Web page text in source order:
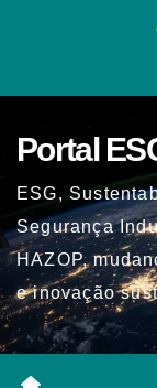
Portal
ESG,
Segurança
HAZOP,
e inovação